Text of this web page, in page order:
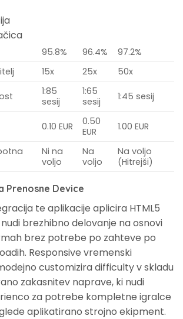
95.8% 96.4%
97.2%
15x 25x 50x
1:85
sesij
1:65
sesij
1:45 sesij
0.10 EUR
0.50
EUR
1.00 EUR
Ni na
voljo
Na
voljo
Na voljo
(Hitrejši)
Prenosne Device
te aplikacije aplicira HTML5
brezhibno delovanje na osnovi
brez potrebe po zahteve po
Responsive vremenski
customizira difficulty v skladu
zakasnitev naprave, ki nudi
za potrebe kompletne igralce
aplikatirano strojno ekipment.